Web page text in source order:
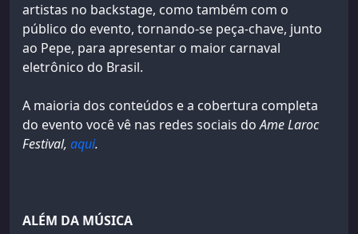
artistas no backstage, como também com o
público do evento, tornando-se peça-chave, junto
ao Pepe, para apresentar o maior carnaval
eletrônico do Brasil.
A maioria dos conteúdos e a cobertura completa
do evento você vê nas redes sociais doAme Laroc
Festival, aqui.
ALÉM DA MÚSICA